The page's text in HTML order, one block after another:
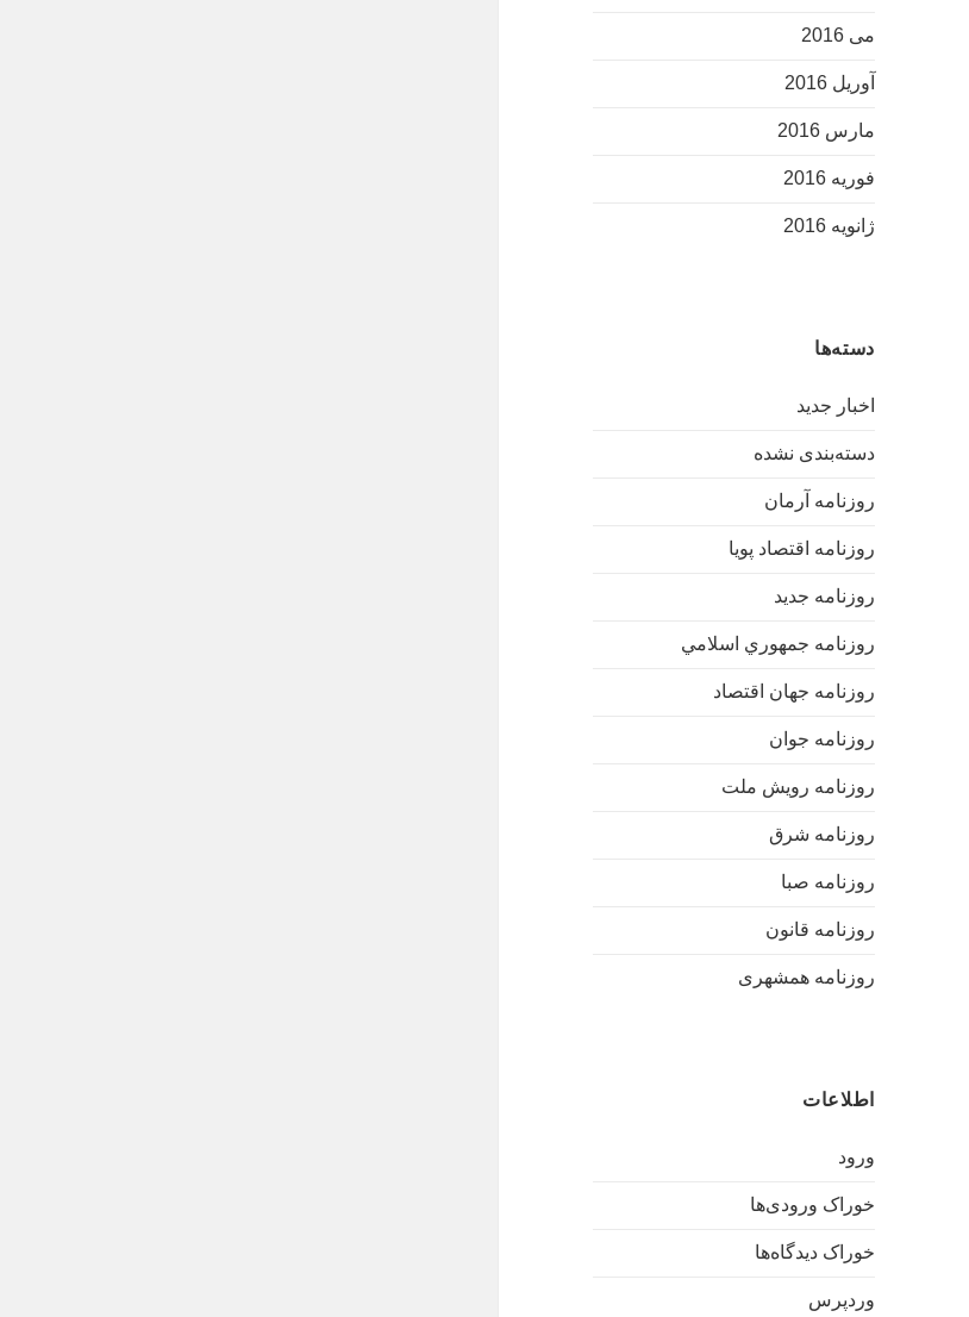
می 2016
آوریل 2016
مارس 2016
فوریه 2016
ژانویه 2016
دسته‌ها
اخبار جدید
دسته‌بندی نشده
روزنامه آرمان
روزنامه اقتصاد پویا
روزنامه جدید
روزنامه جمهوري اسلامي
روزنامه جهان اقتصاد
روزنامه جوان
روزنامه رویش ملت
روزنامه شرق
روزنامه صبا
روزنامه قانون
روزنامه همشهری
اطلاعات
ورود
خوراک ورودی‌ها
خوراک دیدگاه‌ها
وردپرس